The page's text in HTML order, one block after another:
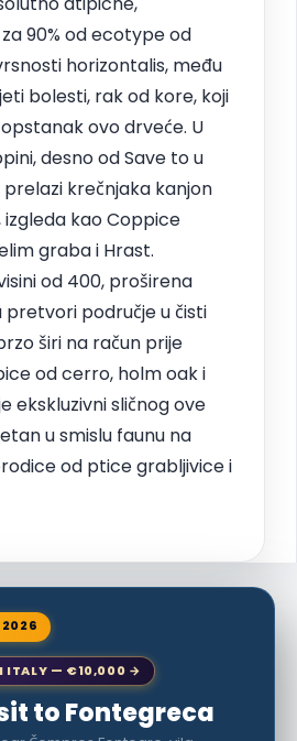
90% od ecotype od
horizontalis, među
bolesti, rak od kore, koji
ovo drveće. U
desno od Save to u
krečnjaka kanjon
kao Coppice
graba i Hrast.
od 400, proširena
područje u čisti
širi na račun prije
od cerro, holm oak i
ekskluzivni sličnog ove
u smislu faunu na
od ptice grabljivice i
ITALY — €10,000 →
to Fontegreca